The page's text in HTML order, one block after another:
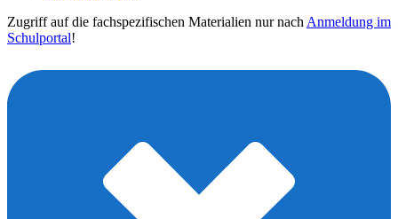
Zugriff auf die fachspezifischen Materialien nur nach Anmeldung im
Schulportal!